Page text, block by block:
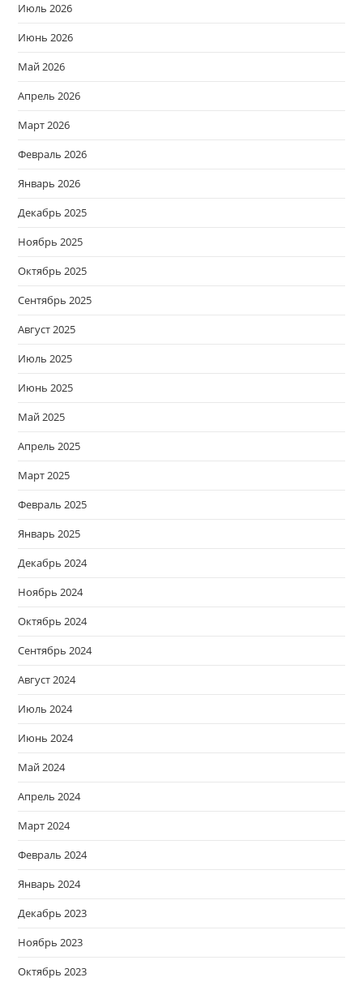
Июль 2026
Июнь 2026
Май 2026
Апрель 2026
Март 2026
Февраль 2026
Январь 2026
Декабрь 2025
Ноябрь 2025
Октябрь 2025
Сентябрь 2025
Август 2025
Июль 2025
Июнь 2025
Май 2025
Апрель 2025
Март 2025
Февраль 2025
Январь 2025
Декабрь 2024
Ноябрь 2024
Октябрь 2024
Сентябрь 2024
Август 2024
Июль 2024
Июнь 2024
Май 2024
Апрель 2024
Март 2024
Февраль 2024
Январь 2024
Декабрь 2023
Ноябрь 2023
Октябрь 2023